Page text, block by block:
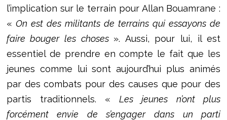
l’implication sur le terrain pour Allan Bouamrane :
« On est des militants de terrains qui essayons de
faire bouger les choses ». Aussi, pour lui, il est
essentiel de prendre en compte le fait que les
jeunes comme lui sont aujourd’hui plus animés
par des combats pour des causes que pour des
partis traditionnels.
«Les jeunes n’ont plus
forcément envie de s’engager dans un parti